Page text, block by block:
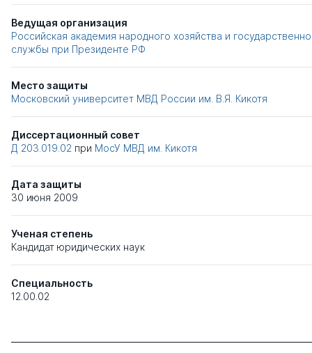
Ведущая организация
Российская академия народного хозяйства и
службы при Президенте РФ
Место защиты
Московский университет МВД России им. В.Я. Кикотя
Диссертационный совет
Д 203.019.02 при МосУ МВД им. Кикотя
Дата защиты
30 июня 2009
Ученая степень
Кандидат юридических наук
Специальность
12.00.02